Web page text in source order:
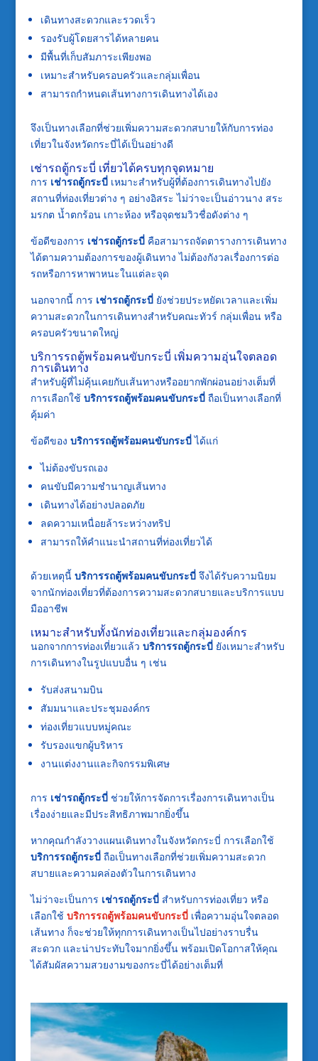
เดินทางสะดวกและรวดเร็ว
รองรับผู้โดยสารได้หลายคน
มีพื้นที่เก็บสัมภาระเพียงพอ
เหมาะสำหรับครอบครัวและกลุ่มเพื่อน
สามารถกำหนดเส้นทางการเดินทางได้เอง
จึงเป็นทางเลือกที่ช่วยเพิ่มความสะดวกสบายให้กับการท่อง
เที่ยวในจังหวัดกระบี่ได้เป็นอย่างดี
เช่ารถตู้กระบี่ เที่ยวได้ครบทุกจุดหมาย
การ เช่ารถตู้กระบี่เหมาะสำหรับผู้ที่ต้องการเดินทางไปยัง
สถานที่ท่องเที่ยวต่าง ๆ อย่างอิสระ ไม่ว่าจะเป็นอ่าวนาง สระ
มรกต น้ำตกร้อน เกาะห้อง หรือจุดชมวิวชื่อดังต่าง ๆ
ข้อดีของการ เช่ารถตู้กระบี่คือสามารถจัดตารางการเดินทาง
ได้ตามความต้องการของผู้เดินทาง ไม่ต้องกังวลเรื่องการต่อ
รถหรือการหาพาหนะในแต่ละจุด
นอกจากนี้ การ เช่ารถตู้กระบี่ยังช่วยประหยัดเวลาและเพิ่ม
ความสะดวกในการเดินทางสำหรับคณะทัวร์ กลุ่มเพื่อน หรือ
ครอบครัวขนาดใหญ่
บริการรถตู้พร้อมคนขับกระบี่ เพิ่มความอุ่นใจตลอด
การเดินทาง
สำหรับผู้ที่ไม่คุ้นเคยกับเส้นทางหรืออยากพักผ่อนอย่างเต็มที่
การเลือกใช้ บริการรถตู้พร้อมคนขับกระบี่ถือเป็นทางเลือกที่
คุ้มค่า
ข้อดีของ บริการรถตู้พร้อมคนขับกระบี่ได้แก่
ไม่ต้องขับรถเอง
คนขับมีความชำนาญเส้นทาง
เดินทางได้อย่างปลอดภัย
ลดความเหนื่อยล้าระหว่างทริป
สามารถให้คำแนะนำสถานที่ท่องเที่ยวได้
ด้วยเหตุนี้ บริการรถตู้พร้อมคนขับกระบี่จึงได้รับความนิยม
จากนักท่องเที่ยวที่ต้องการความสะดวกสบายและบริการแบบ
มืออาชีพ
เหมาะสำหรับทั้งนักท่องเที่ยวและกลุ่มองค์กร
นอกจากการท่องเที่ยวแล้ว บริการรถตู้กระบี่ยังเหมาะสำหรับ
การเดินทางในรูปแบบอื่น ๆ เช่น
รับส่งสนามบิน
สัมมนาและประชุมองค์กร
ท่องเที่ยวแบบหมู่คณะ
รับรองแขกผู้บริหาร
งานแต่งงานและกิจกรรมพิเศษ
การ เช่ารถตู้กระบี่ช่วยให้การจัดการเรื่องการเดินทางเป็น
เรื่องง่ายและมีประสิทธิภาพมากยิ่งขึ้น
หากคุณกำลังวางแผนเดินทางในจังหวัดกระบี่ การเลือกใช้
บริการรถตู้กระบี่ถือเป็นทางเลือกที่ช่วยเพิ่มความสะดวก
สบายและความคล่องตัวในการเดินทาง
ไม่ว่าจะเป็นการ เช่ารถตู้กระบี่สำหรับการท่องเที่ยว หรือ
เลือกใช้ บริการรถตู้พร้อมคนขับกระบี่เพื่อความอุ่นใจตลอด
เส้นทาง ก็จะช่วยให้ทุกการเดินทางเป็นไปอย่างราบรื่น
สะดวก และน่าประทับใจมากยิ่งขึ้น พร้อมเปิดโอกาสให้คุณ
ได้สัมผัสความสวยงามของกระบี่ได้อย่างเต็มที่